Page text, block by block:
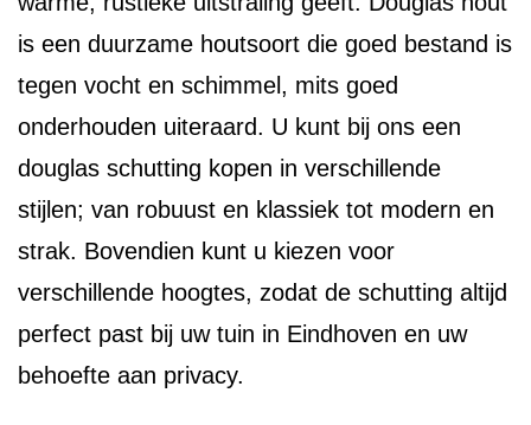
is een duurzame houtsoort die goed bestand is
tegen vocht en schimmel, mits goed
onderhouden uiteraard. U kunt bij ons een
douglas schutting kopen in verschillende
stijlen; van robuust en klassiek tot modern en
strak. Bovendien kunt u kiezen voor
verschillende hoogtes, zodat de schutting altijd
perfect past bij uw tuin in Eindhoven en uw
behoefte aan privacy.